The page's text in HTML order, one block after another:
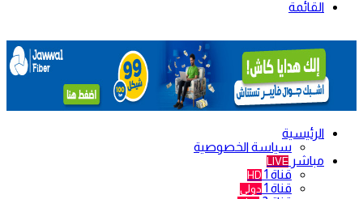
القائمة
الرئيسية
سياسة الخصوصية
مباشر LIVE
قناة 1 HD
قناة 1 دولي